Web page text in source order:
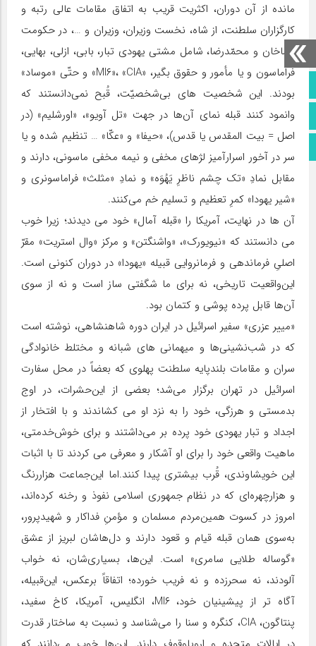
تماس با ما
اطلاعات سایت
مانده از آن دوران، اکثریت قریب به اتفاق مقامات عالی رتبه و
کارگزاران سلطنت، از شاه، نخست وزیران، وزیران و …، در حکومت
رضاخان و محمّدرضا، شامل مشتی یهودی تبار، بابی، ازلی، بهایی،
فراماسون و یا مأمور و حقوق بگیر، «MI۶»، «CIA» و حتّی «موساد»
بودند. این شخصیت های بی‌شخصیّت، قُبح نمی‌دانستند که
وانمود کنند قبله نمای آن‌ها در جهت «تل آویو»، «اورشلیم» (در
اصل = بیت المقدس یا قدس)، «حیفا» و «عکّا» … تنظیم شده و یا
سر در آخور اسرارآمیز لژهای مخفی و نیمه مخفی ماسونی، دارند و
مقابل نمادِ «تک چشم ناظرِ یَهُوَه» و نمادِ «مثلث» فراماسونری و
«شیر یهودا» کمرِ تعظیم و تسلیم خم می‌کنند.
آن ها در نهایت، آمریکا را «قبله آمال» خود می دیدند؛ زیرا خوب
می دانستند که «نیویورک»، «واشنگتن» و مرکز «وال استریت» مقرّ
اصلیِ فرماندهی و فرمانروایی قبیله «یهودا» در دوران کنونی است.
این‌واقعیت تاریخی، نه برای ما شگفتی ساز است و نه از سوی
آن‌ها قابل پرده پوشی و کتمان بود.
«مییر عزری» سفیر اسرائیل در ایران دوره شاهنشاهی، نوشته است
که در شب‌نشینی‌ها و میهمانی های شبانه و مختلط خانوادگی
سران و مقامات بلندپایه سلطنت پهلوی که بعضاً در محل سفارت
اسرائیل در تهران برگزار می‌شد؛ بعضی از این‌حشرات، در اوج
بدمستی و هرزگی، خود را به نزد او می کشاندند و با افتخار از
اجداد و تبار یهودی خود پرده بر می‌داشتند و برای خوش‌خدمتی،
ماهیت واقعی خود را برای او آشکار و معرفی می کردند تا با اثبات
این خویشاوندی، قُرب بیشتری پیدا کنند.اما این‌جماعت هزاررنگ
و هزارچهره‌ای که در نظام جمهوری اسلامی نفوذ و رخنه کرده‌اند،
امروز در کسوت همین‌مردم مسلمان و مؤمنِ فداکار و شهیدپرور،
به‌سوی همان قبله قیام و قعود دارند و دل‌هاشان لبریز از عشق
«گوساله طلایی سامری» است. این‌ها، بسیاری‌شان، نه خواب
آلودند، نه سحرزده و نه فریب خورده؛ اتفاقاً برعکس، این‌قبیله،
آگاه تر از پیشینیان خود، MI۶، انگلیس، آمریکا، کاخ سفید،
پنتاگون، CIA، کنگره و سنا را می‌شناسد و نسبت به ساختار قدرت